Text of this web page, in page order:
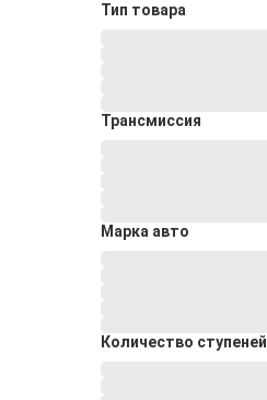
Тип товара
Трансмиссия
Марка авто
Количество ступеней